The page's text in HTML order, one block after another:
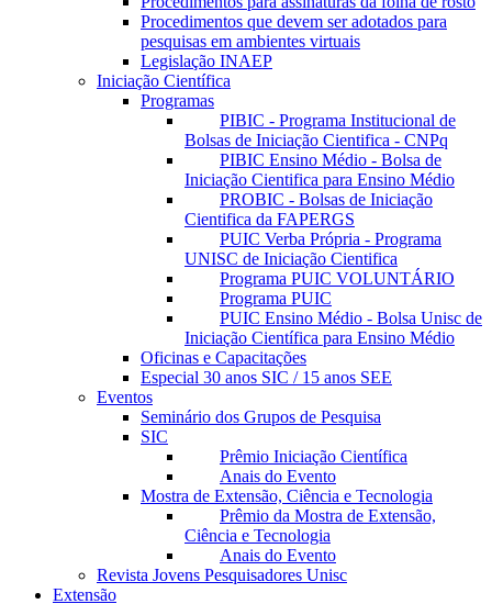
Procedimentos que devem ser adotados para
pesquisas em ambientes virtuais
Legislação INAEP
Iniciação Científica
Programas
PIBIC - Programa Institucional de
Bolsas de Iniciação Cientifica - CNPq
PIBIC Ensino Médio - Bolsa de
Iniciação Cientifica para Ensino Médio
PROBIC - Bolsas de Iniciação
Cientifica da FAPERGS
PUIC Verba Própria - Programa
UNISC de Iniciação Cientifica
Programa PUIC VOLUNTÁRIO
Programa PUIC
PUIC Ensino Médio - Bolsa Unisc de
Iniciação Científica para Ensino Médio
Oficinas e Capacitações
Especial 30 anos SIC / 15 anos SEE
Eventos
Seminário dos Grupos de Pesquisa
SIC
Prêmio Iniciação Científica
Anais do Evento
Mostra de Extensão, Ciência e Tecnologia
Prêmio da Mostra de Extensão,
Ciência e Tecnologia
Anais do Evento
Revista Jovens Pesquisadores Unisc
Extensão